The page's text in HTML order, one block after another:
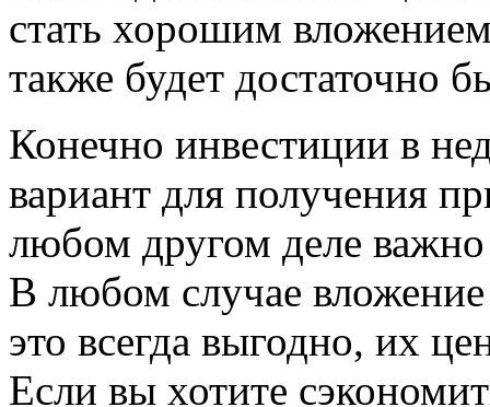
стать хорошим
также будет достаточно
Конечно инвестиции в
вариант для получения
любом другом деле
В любом случае
это всегда выгодно, их
Если вы хотите